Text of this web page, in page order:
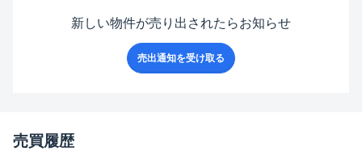
新しい物件が売り出されたらお知らせ
売出通知を受け取る
売買履歴